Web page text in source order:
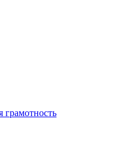
грамотность